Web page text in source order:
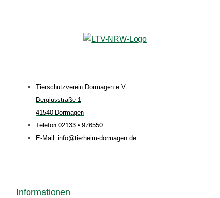
Tierschutzverein Dormagen e.V.
Bergiusstraße 1
41540 Dormagen
Telefon 02133 • 976550
E-Mail: info@tierheim-dormagen.de
Informationen